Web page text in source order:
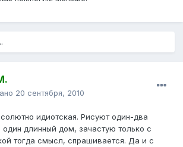
20 сентября, 2010
идиотская. Рисуют один-два
один длинный дом, зачастую только с
тогда смысл, спрашивается. Да и с